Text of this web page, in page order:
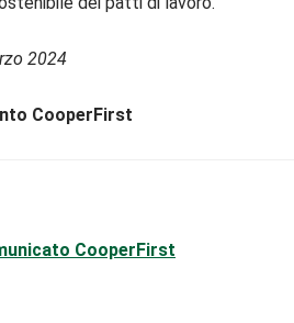
2024
CooperFirst
CooperFirst